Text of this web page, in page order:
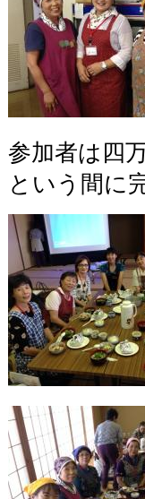
参加者は四
という間に